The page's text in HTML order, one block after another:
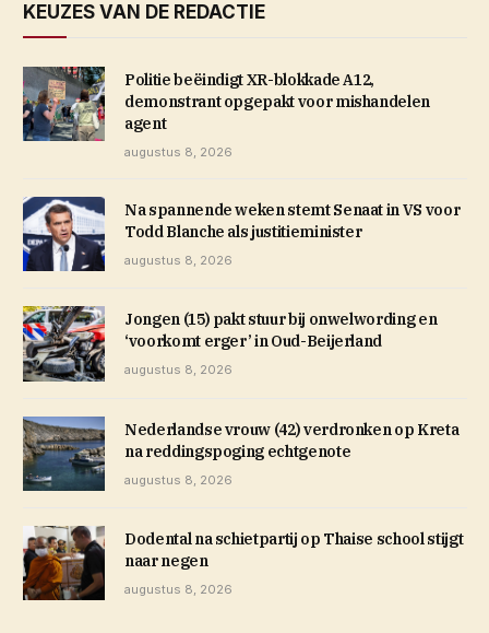
KEUZES VAN DE REDACTIE
Politie beëindigt XR-blokkade A12,
demonstrant opgepakt voor mishandelen
agent
augustus 8, 2026
Na spannende weken stemt Senaat in VS voor
Todd Blanche als justitieminister
augustus 8, 2026
Jongen (15) pakt stuur bij onwelwording en
‘voorkomt erger’ in Oud-Beijerland
augustus 8, 2026
Nederlandse vrouw (42) verdronken op Kreta
na reddingspoging echtgenote
augustus 8, 2026
Dodental na schietpartij op Thaise school stijgt
naar negen
augustus 8, 2026